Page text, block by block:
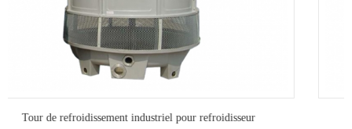
Tour de refroidissement efficace